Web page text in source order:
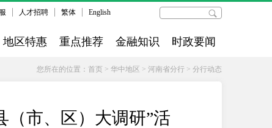
人才招聘 繁体 English
地区特惠 重点推荐 金融知识 时政要闻
您所在的位置： 首页 > 华中地区 > 河南省分行 > 分行动态
（市、区）大调研”活